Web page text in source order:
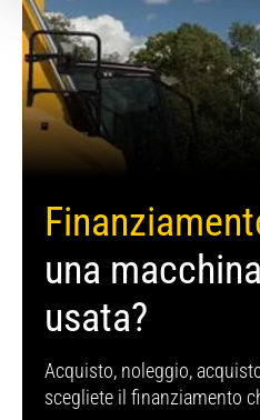
una macchina
usata?
Acquisto, noleggio,
scegliete il finanziamento